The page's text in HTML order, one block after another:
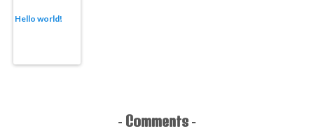
Hello world!
- Comments -